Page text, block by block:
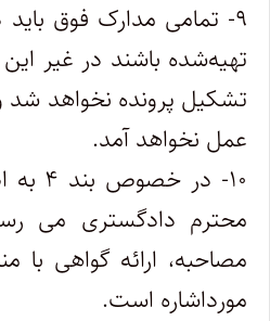
تهیه‌شده باشند در غیر
تشکیل پرونده نخواهد شد
عمل نخواهد آمد.
۱۰-
محترم دادگستری می­
مصاحبه، ارائه گواهی با
مورداشاره است.